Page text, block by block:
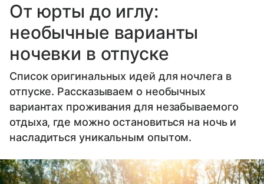
От юрты до иглу:
необычные варианты
ночевки в отпуске
Список оригинальных идей для ночлега в
отпуске. Рассказываем о необычных
вариантах проживания для незабываемого
отдыха, где можно остановиться на ночь и
насладиться уникальным опытом.